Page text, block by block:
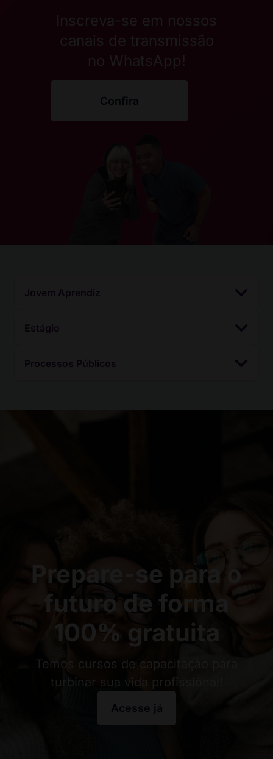
Inscreva-se em nossos
canais de transmissão
no WhatsApp!
Confira
Jovem Aprendiz
Estágio
Processos Públicos
Prepare-se para o
futuro de forma
100% gratuita
Temos cursos de capacitação para
turbinar sua vida profissional!
Acesse já